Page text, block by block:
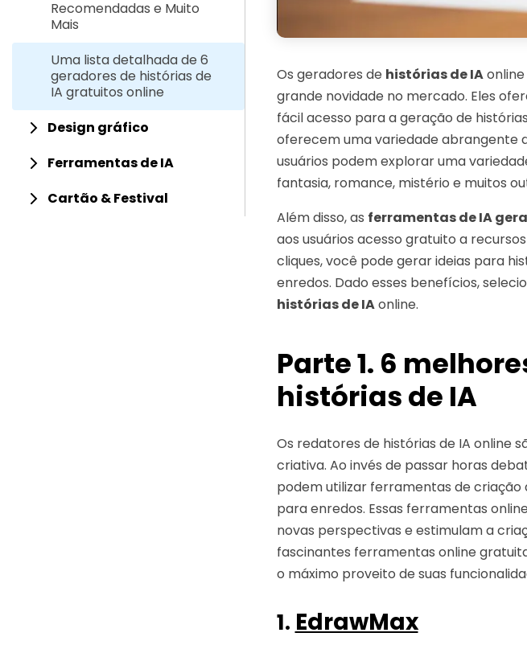
Recomendadas e Muito
Mais
Uma lista detalhada de 6
geradores de histórias de
IA gratuitos online
Design gráfico
Ferramentas de IA
Cartão & Festival
Os geradores de histórias de IAonline
grande novidade no mercado. Eles
fácil acesso para a geração de
oferecem uma variedade abrangente
usuários podem explorar uma
fantasia, romance, mistério e muitos
Além disso, as ferramentas de IA
aos usuários acesso gratuito a
cliques, você pode gerar ideias para
enredos. Dado esses benefícios,
histórias de IAonline.
Parte 1. 6
histórias de IA
Os redatores de histórias de IA online
criativa. Ao invés de passar horas
podem utilizar ferramentas de criação
para enredos. Essas ferramentas
novas perspectivas e estimulam a
fascinantes ferramentas online
o máximo proveito de suas
1. EdrawMax